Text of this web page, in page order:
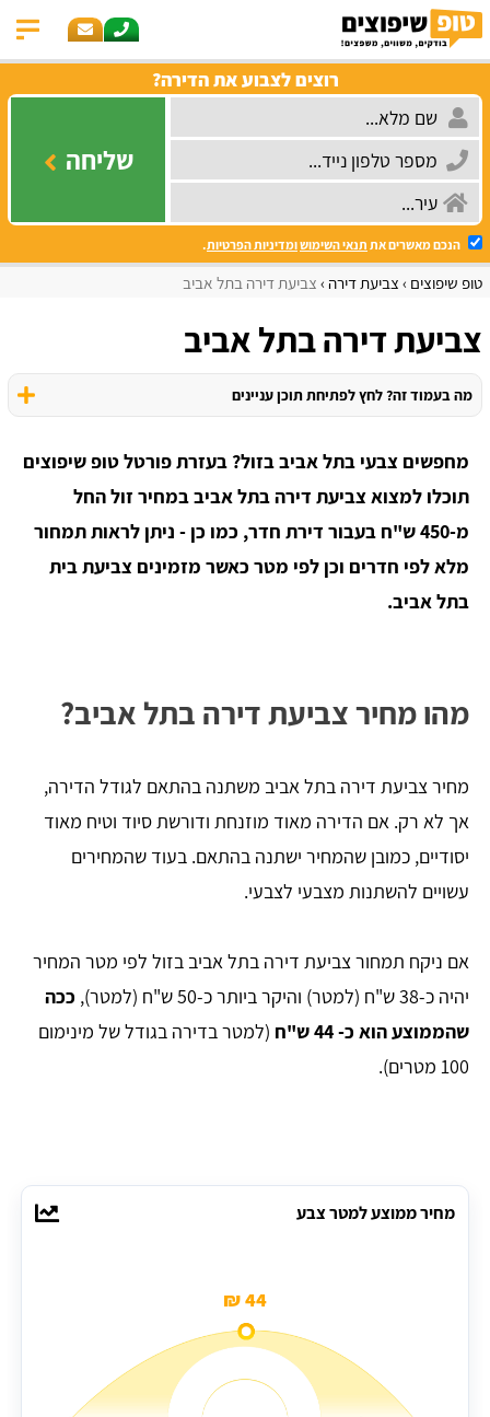
רוצים לצבוע את הדירה?
שליחה
הנכם מאשרים את תנאי השימושומדיניות הפרטיות.
טופ שיפוצים צביעת דירה צביעת דירה בתל אביב
צביעת דירה בתל אביב
מה בעמוד זה? לחץ לפתיחת תוכן עניינים
מחפשים צבעי בתל אביב בזול? בעזרת פורטל טופ שיפוצים
תוכלו למצוא צביעת דירה בתל אביב במחיר זול החל
מ-450 ש"ח בעבור דירת חדר, כמו כן - ניתן לראות תמחור
מלא לפי חדרים וכן לפי מטר כאשר מזמינים צביעת בית
בתל אביב.
מהו מחיר צביעת דירה בתל אביב?
מחיר צביעת דירה בתל אביב משתנה בהתאם לגודל הדירה,
אך לא רק. אם הדירה מאוד מוזנחת ודורשת סיוד וטיח מאוד
יסודיים, כמובן שהמחיר ישתנה בהתאם. בעוד שהמחירים
עשויים להשתנות מצבעי לצבעי.
אם ניקח תמחור צביעת דירה בתל אביב בזול לפי מטר המחיר
יהיה כ-38 ש"ח (למטר) והיקר ביותר כ-50 ש"ח (למטר),
ככה
שהממוצע הוא כ- 44 ש"ח
(למטר בדירה בגודל של מינימום
100 מטרים).
מחיר ממוצע למטר צבע
44 ₪